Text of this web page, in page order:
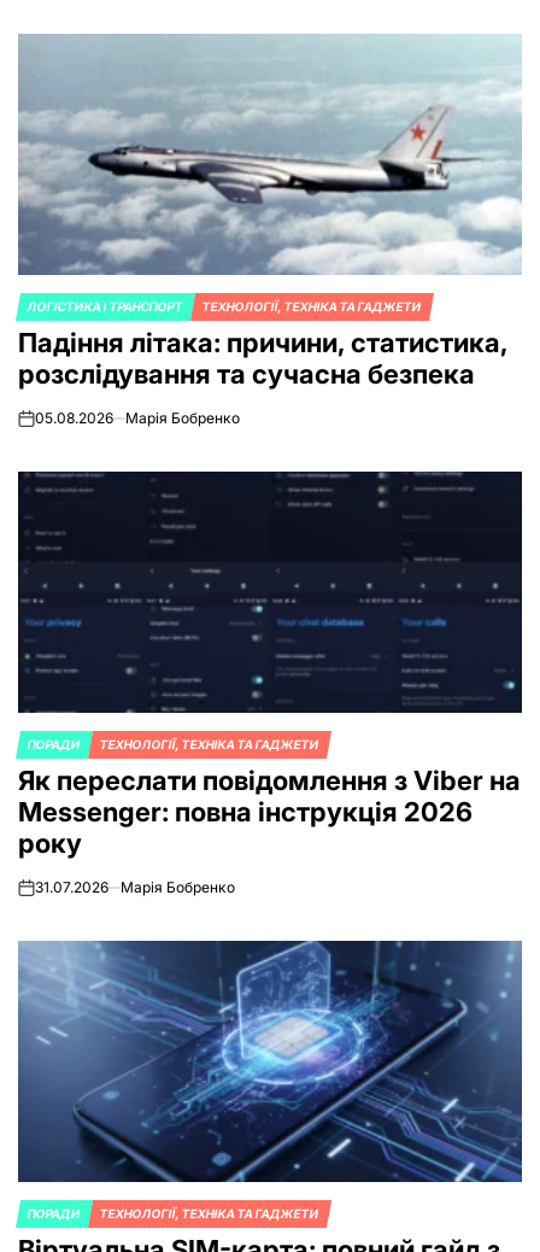
POSTED
IN
ЛОГІСТИКА І ТРАНСПОРТ ТЕХНОЛОГІЇ, ТЕХНІКА ТА ГАДЖЕТИ
Падіння літака: причини, статистика,
розслідування та сучасна безпека
on05.08.2026 Марія Бобренко
POSTED
IN
ПОРАДИ ТЕХНОЛОГІЇ, ТЕХНІКА ТА ГАДЖЕТИ
Як переслати повідомлення з Viber на
Messenger: повна інструкція 2026
року
on31.07.2026 Марія Бобренко
POSTED
IN
ПОРАДИ ТЕХНОЛОГІЇ, ТЕХНІКА ТА ГАДЖЕТИ